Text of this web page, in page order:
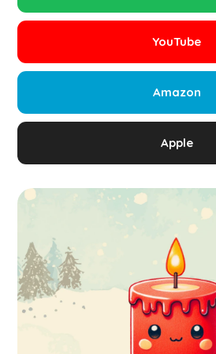
YouTube
Amazon
Apple